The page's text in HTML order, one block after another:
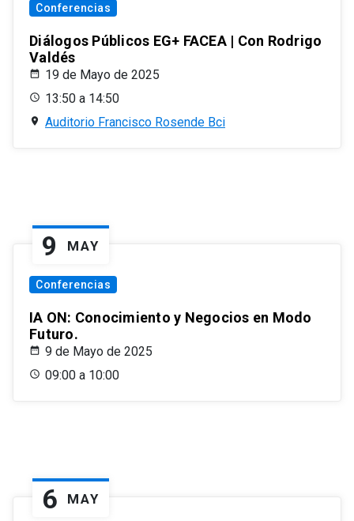
Conferencias
Diálogos Públicos EG+ FACEA | Con Rodrigo
Valdés
19 de Mayo de 2025
13:50 a 14:50
Auditorio Francisco Rosende Bci
9 MAY
Conferencias
IA ON: Conocimiento y Negocios en Modo
Futuro.
9 de Mayo de 2025
09:00 a 10:00
6 MAY